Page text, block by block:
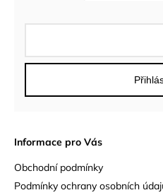
Informace pro Vás
Obchodní podmínky
Podmínky ochrany osobních